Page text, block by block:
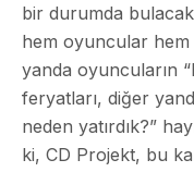
bir durumda
hem oyuncular hem
yanda oyuncuların
feryatları, diğer
neden yatırdık?”
ki, CD Projekt, bu